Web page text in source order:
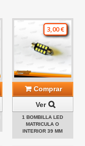
3,00 €
Comprar
Ver
1 BOMBILLA LED
MATRICULA O
INTERIOR 39 MM